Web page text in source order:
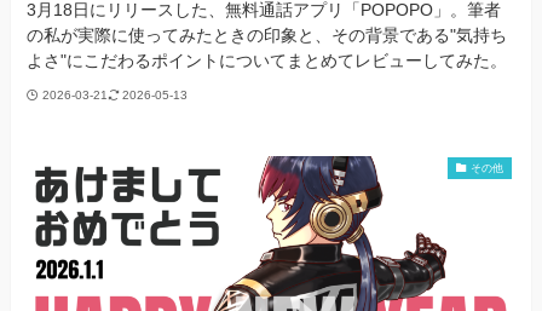
3月18日にリリースした、無料通話アプリ「POPOPO」。筆者
の私が実際に使ってみたときの印象と、その背景である"気持ち
よさ"にこだわるポイントについてまとめてレビューしてみた。
2026-03-21 2026-05-13
その他